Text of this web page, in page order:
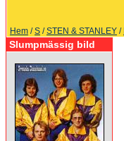
Hem /S /STEN & STANLEY /
Slumpmässig bild